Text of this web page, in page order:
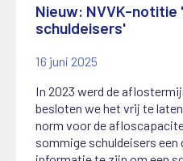
Nieuw: NVVK-notitie
schuldeisers'
16 juni 2025
In 2023 werd de
besloten we het vrij te
norm voor de
sommige schuldeisers